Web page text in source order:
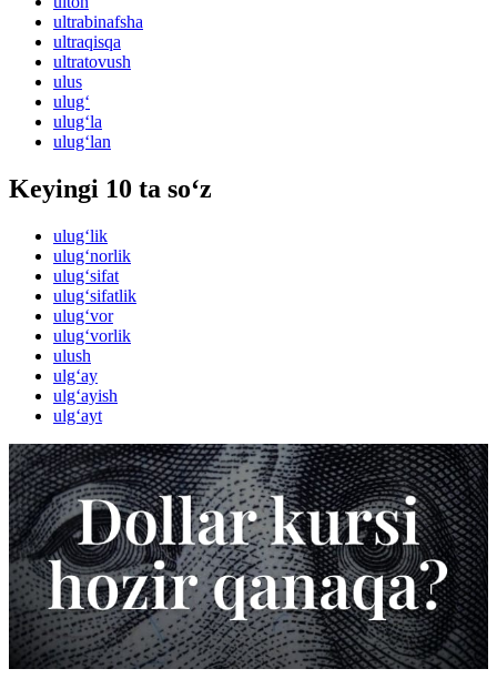
ultrabinafsha
ultraqisqa
ultratovush
ulus
ulug‘
ulug‘la
ulug‘lan
Keyingi 10 ta so‘z
ulug‘lik
ulug‘norlik
ulug‘sifat
ulug‘sifatlik
ulug‘vor
ulug‘vorlik
ulush
ulg‘ay
ulg‘ayish
ulg‘ayt